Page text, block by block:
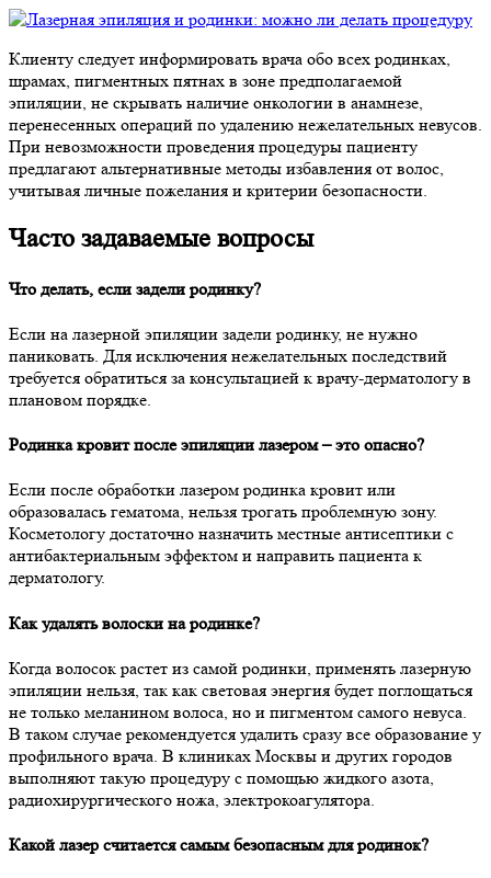
Клиенту следует информировать врача обо всех родинках,
шрамах, пигментных пятнах в зоне предполагаемой
эпиляции, не скрывать наличие онкологии в анамнезе,
перенесенных операций по удалению нежелательных невусов.
При невозможности проведения процедуры пациенту
предлагают альтернативные методы избавления от волос,
учитывая личные пожелания и критерии безопасности.
Часто задаваемые вопросы
Что делать, если задели родинку?
Если на лазерной эпиляции задели родинку, не нужно
паниковать. Для исключения нежелательных последствий
требуется обратиться за консультацией к врачу-дерматологу в
плановом порядке.
Родинка кровит после эпиляции лазером – это опасно?
Если после обработки лазером родинка кровит или
образовалась гематома, нельзя трогать проблемную зону.
Косметологу достаточно назначить местные антисептики с
антибактериальным эффектом и направить пациента к
дерматологу.
Как удалять волоски на родинке?
Когда волосок растет из самой родинки, применять лазерную
эпиляции нельзя, так как световая энергия будет поглощаться
не только меланином волоса, но и пигментом самого невуса.
В таком случае рекомендуется удалить сразу все образование у
профильного врача. В клиниках Москвы и других городов
выполняют такую процедуру с помощью жидкого азота,
радиохирургического ножа, электрокоагулятора.
Какой лазер считается самым безопасным для родинок?